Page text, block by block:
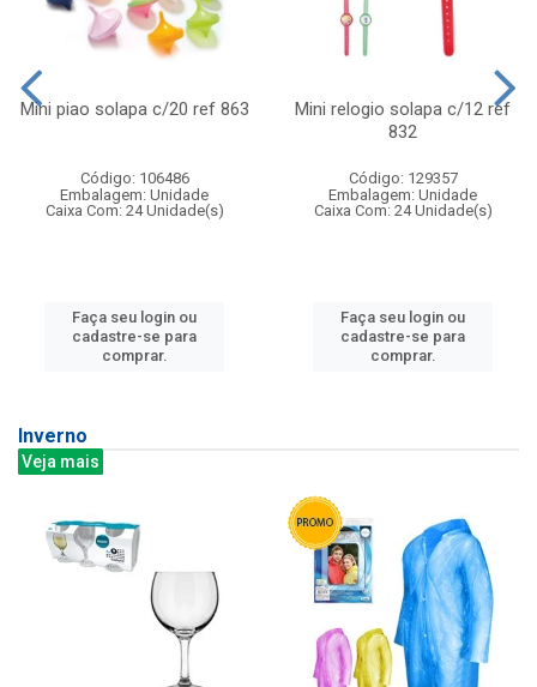
Mini piao solapa c/20 ref 863
Código: 106486
Embalagem: Unidade
Caixa Com: 24 Unidade(s)
Faça seu login ou
cadastre-se para
comprar.
Mini relogio solapa c/12 ref
832
Código: 129357
Embalagem: Unidade
Caixa Com: 24 Unidade(s)
Faça seu login ou
cadastre-se para
comprar.
Inverno
Veja mais